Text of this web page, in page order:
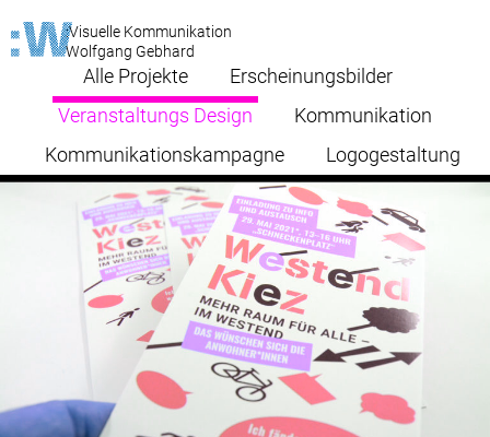
:Visuelle Kommunikation
Wolfgang Gebhard
Alle Projekte
Erscheinungsbilder
Veranstaltungs Design
Kommunikation
Kommunikationskampagne
Logogestaltung